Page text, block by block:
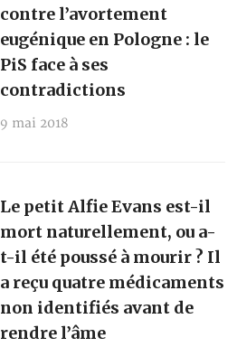
contre l’avortement
eugénique en Pologne : le
PiS face à ses
contradictions
9 mai 2018
Le petit Alfie Evans est-il
mort naturellement, ou a-
t-il été poussé à mourir ? Il
a reçu quatre médicaments
non identifiés avant de
rendre l’âme